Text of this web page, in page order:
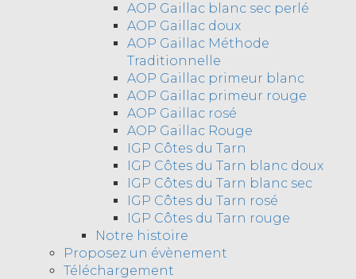
AOP Gaillac blanc sec perlé
AOP Gaillac doux
AOP Gaillac Méthode
Traditionnelle
AOP Gaillac primeur blanc
AOP Gaillac primeur rouge
AOP Gaillac rosé
AOP Gaillac Rouge
IGP Côtes du Tarn
IGP Côtes du Tarn blanc doux
IGP Côtes du Tarn blanc sec
IGP Côtes du Tarn rosé
IGP Côtes du Tarn rouge
Notre histoire
Proposez un évènement
Téléchargement